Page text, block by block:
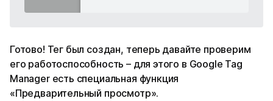
Готово! Тег был создан, теперь давайте проверим
его работоспособность – для этого в Google Tag
Manager есть специальная функция
«Предварительный просмотр».